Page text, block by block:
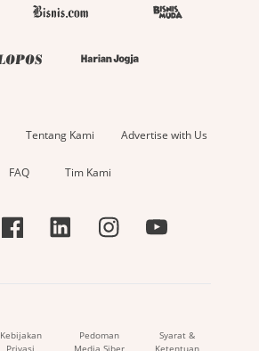
Tentang Kami Advertise with Us
FAQ Tim Kami
Kebijakan
Privasi
Pedoman
Media Siber
Syarat &
Ketentuan